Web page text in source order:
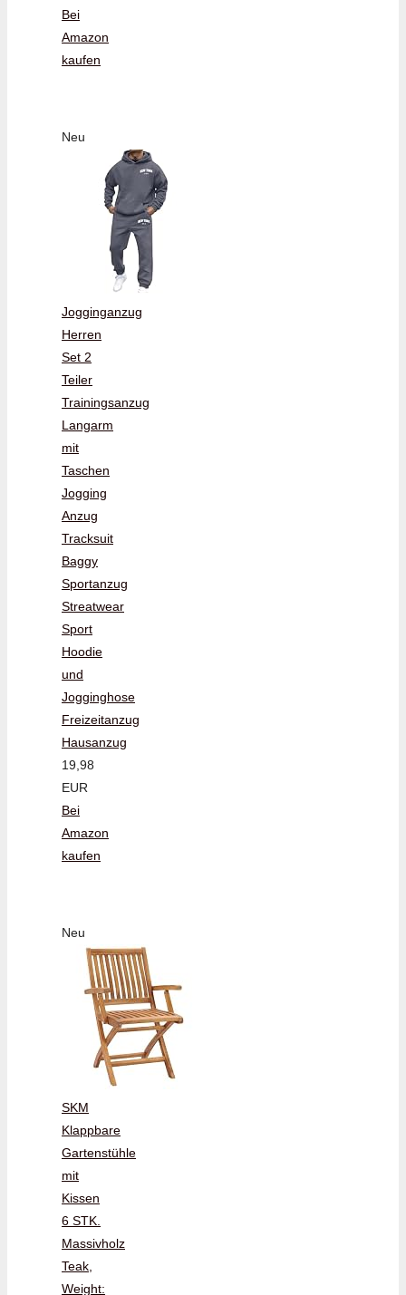
Bei
Amazon
kaufen
Neu
Jogginganzug
Herren
Set 2
Teiler
Trainingsanzug
Langarm
mit
Taschen
Jogging
Anzug
Tracksuit
Baggy
Sportanzug
Streatwear
Sport
Hoodie
und
Jogginghose
Freizeitanzug
Hausanzug
19,98
EUR
Bei
Amazon
kaufen
Neu
SKM
Klappbare
Gartenstühle
mit
Kissen
6 STK.
Massivholz
Teak,
Weight: